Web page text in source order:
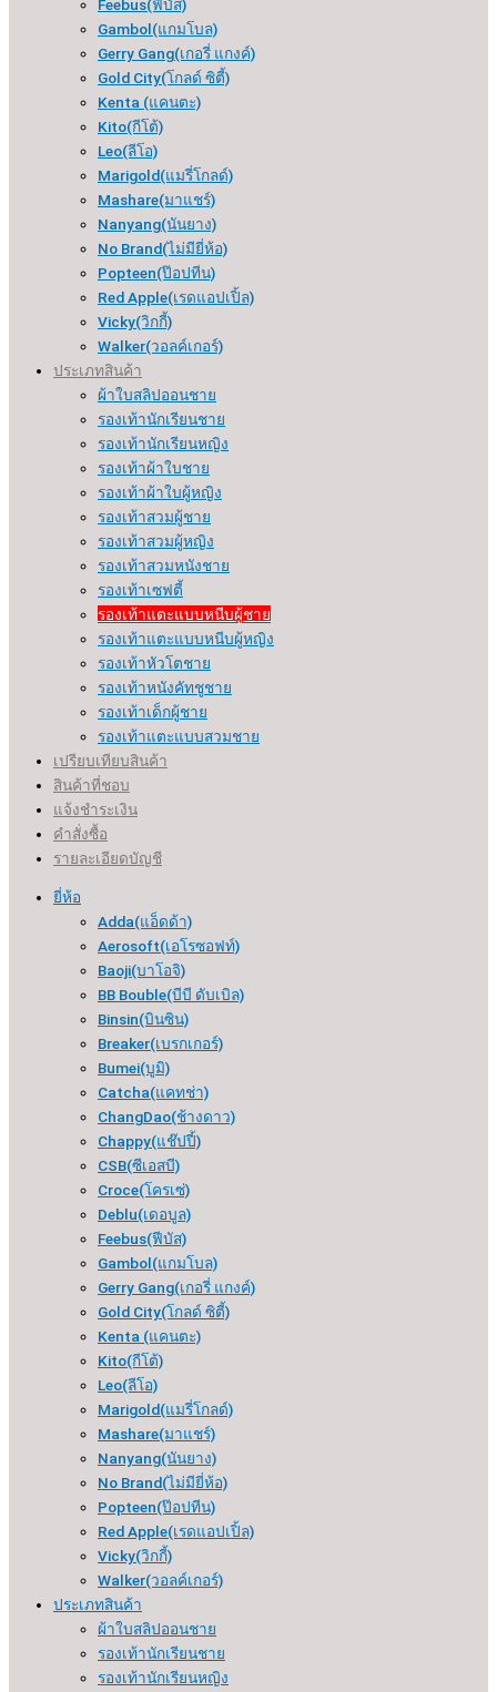
Feebus(ฟีบัส)
Gambol(แกมโบล)
Gerry Gang(เกอรี่ แกงค์)
Gold City(โกลด์ ซิตี้)
Kenta (แคนตะ)
Kito(กีโต้)
Leo(ลีโอ)
Marigold(แมรี่โกลด์)
Mashare(มาแชร์)
Nanyang(นันยาง)
No Brand(ไม่มียี่ห้อ)
Popteen(ป๊อปทีน)
Red Apple(เรดแอปเปิ้ล)
Vicky(วิกกี้)
Walker(วอลค์เกอร์)
ประเภทสินค้า
ผ้าใบสลิปออนชาย
รองเท้านักเรียนชาย
รองเท้านักเรียนหญิง
รองเท้าผ้าใบชาย
รองเท้าผ้าใบผู้หญิง
รองเท้าสวมผู้ชาย
รองเท้าสวมผู้หญิง
รองเท้าสวมหนังชาย
รองเท้าเซฟตี้
รองเท้าแตะแบบหนีบผู้ชาย
รองเท้าแตะแบบหนีบผู้หญิง
รองเท้าหัวโตชาย
รองเท้าหนังคัทชูชาย
รองเท้าเด็กผู้ชาย
รองเท้าแตะแบบสวมชาย
เปรียบเทียบสินค้า
สินค้าที่ชอบ
แจ้งชำระเงิน
คำสั่งซื้อ
รายละเอียดบัญชี
ยี่ห้อ
Adda(แอ็ดด้า)
Aerosoft(เอโรซอฟท์)
Baoji(บาโอจิ)
BB Bouble(บีบี ดับเบิล)
Binsin(บินซิน)
Breaker(เบรกเกอร์​)
Bumei(บูมิ)
Catcha(แคทช่า)
ChangDao(ช้างดาว)
Chappy(แช๊ปปี้)
CSB(ซีเอสบี)
Croce(โครเซ่)
Deblu(เดอบูล)
Feebus(ฟีบัส)
Gambol(แกมโบล)
Gerry Gang(เกอรี่ แกงค์)
Gold City(โกลด์ ซิตี้)
Kenta (แคนตะ)
Kito(กีโต้)
Leo(ลีโอ)
Marigold(แมรี่โกลด์)
Mashare(มาแชร์)
Nanyang(นันยาง)
No Brand(ไม่มียี่ห้อ)
Popteen(ป๊อปทีน)
Red Apple(เรดแอปเปิ้ล)
Vicky(วิกกี้)
Walker(วอลค์เกอร์)
ประเภทสินค้า
ผ้าใบสลิปออนชาย
รองเท้านักเรียนชาย
รองเท้านักเรียนหญิง